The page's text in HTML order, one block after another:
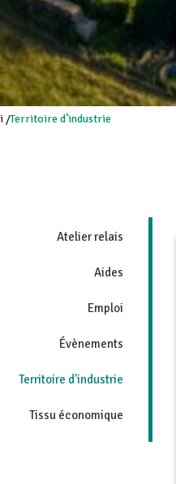
/Territoire d’industrie
Atelier relais
Aides
Emploi
Évènements
Territoire d'industrie
Tissu économique